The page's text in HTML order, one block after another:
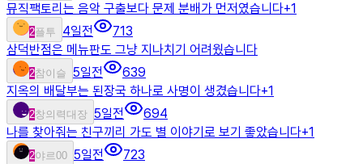
뮤직팩토리는 음악 구출보다 문제 분배가 먼저였습니다+1
2플투 4일전
713
삼덕반점은 메뉴판도 그냥 지나치기 어려웠습니다
2참이슬 5일전
639
지옥의 배달부는 된장국 하나로 사명이 생겼습니다+1
2창의력대장 5일전
694
나를 찾아줘는 친구끼리 가도 별 이야기로 보기 좋았습니다+1
2야르00 5일전
723